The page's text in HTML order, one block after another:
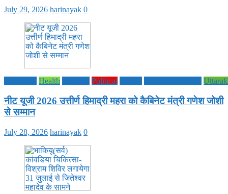
July 29, 2026 harinayak 0
Health Political
नीट यूजी 2026 उत्तीर्ण हिमाद्री महरा को कैबिनेट मंत्री गणेश जोशी
से सम्मान
July 28, 2026 harinayak 0